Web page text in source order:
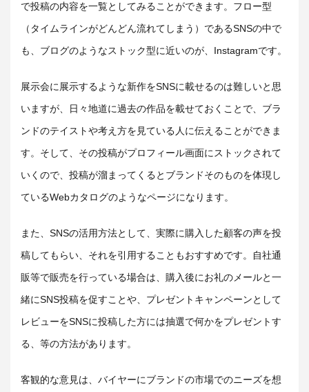
で投稿の内容を一覧としてみることができます。フロー型
（タイムラインがどんどん流れてしまう）であるSNSの中で
も、ブログのようなストック型に近いのが、Instagramです。
展示会に展示するような新作をSNSに載せるのは難しいと思
いますが、日々地道に過去の作品を載せておくことで、ブラ
ンドのテイストや考え方を見ている人に伝えることができま
す。そして、その投稿がプロフィール画面にストックされて
いくので、投稿が溜まってくるとブランドそのものを体現し
ているWebカタログのようなページになります。
また、SNSの活用方法として、実際に購入した顧客の声を投
稿してもらい、それを引用することもおすすめです。自社通
販等で販売を行っている場合は、購入後にお礼のメールと一
緒にSNS投稿を促すことや、プレゼントキャンペーンとして
レビューをSNSに投稿した方には抽選で何かをプレゼントす
る、等の方法があります。
客観的な意見は、バイヤーにブランドの市場でのニーズを想